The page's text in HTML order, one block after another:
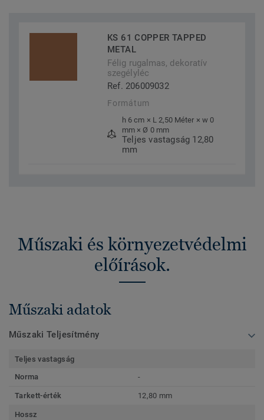
KS 61 COPPER TAPPED
METAL
Félig rugalmas, dekoratív
szegélyléc
Ref. 206009032
Formátum
h 6 cm × L 2,50 Méter × w 0
mm × Ø 0 mm
Teljes vastagság 12,80
mm
Műszaki és környezetvédelmi
előírások.
Műszaki adatok
Műszaki Teljesítmény
Teljes vastagság
Norma
-
Tarkett-érték 12,80 mm
Hossz